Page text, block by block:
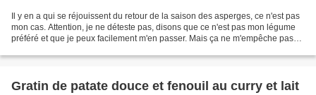
Il y en a qui se réjouissent du retour de la saison des asperges, ce n'est pas
mon cas. Attention, je ne déteste pas, disons que ce n'est pas mon légume
préféré et que je peux facilement m'en passer. Mais ça ne m'empêche pas
Gratin de patate douce et fenouil au curry et lait